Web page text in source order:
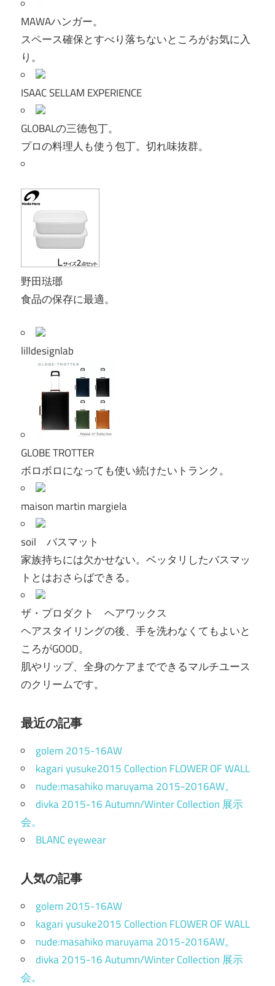
MAWAハンガー。
スペース確保とすべり落ちないところがお気に入
り。
ISAAC SELLAM EXPERIENCE
GLOBALの三徳包丁。
プロの料理人も使う包丁。切れ味抜群。
野田琺瑯
食品の保存に最適。
lilldesignlab
GLOBE TROTTER
ボロボロになっても使い続けたいトランク。
maison martin margiela
soil バスマット
家族持ちには欠かせない。ベッタリしたバスマッ
トとはおさらばできる。
ザ・プロダクト ヘアワックス
ヘアスタイリングの後、手を洗わなくてもよいと
ころがGOOD。
肌やリップ、全身のケアまでできるマルチユース
のクリームです。
最近の記事
golem 2015-16AW
kagari yusuke2015 Collection FLOWER OF WALL
nude:masahiko maruyama 2015-2016AW。
divka 2015-16 Autumn/Winter Collection 展示
会。
BLANC eyewear
人気の記事
golem 2015-16AW
kagari yusuke2015 Collection FLOWER OF WALL
nude:masahiko maruyama 2015-2016AW。
divka 2015-16 Autumn/Winter Collection 展示
会。